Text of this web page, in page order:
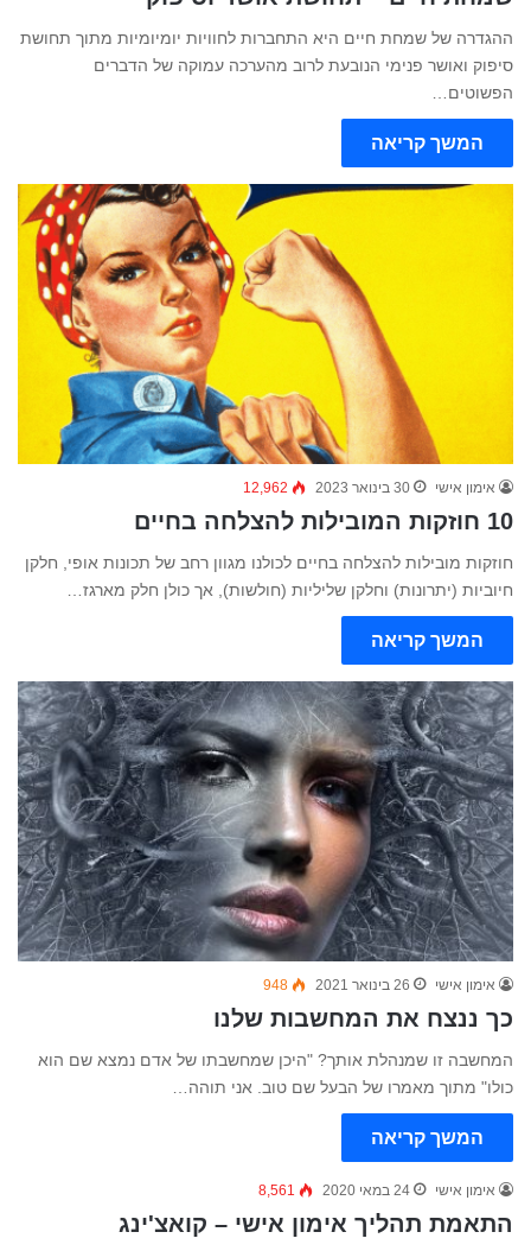
ההגדרה של שמחת חיים היא התחברות לחוויות יומיומיות מתוך תחושת
סיפוק ואושר פנימי הנובעת לרוב מהערכה עמוקה של הדברים
הפשוטים…
המשך קריאה
אימון אישי 30 בינואר 2023 12,962
10 חוזקות המובילות להצלחה בחיים
חוזקות מובילות להצלחה בחיים לכולנו מגוון רחב של תכונות אופי, חלקן
חיוביות (יתרונות) וחלקן שליליות (חולשות), אך כולן חלק מארגז…
המשך קריאה
אימון אישי 26 בינואר 2021 948
כך ננצח את המחשבות שלנו
המחשבה זו שמנהלת אותך? "היכן שמחשבתו של אדם נמצא שם הוא
כולו" מתוך מאמרו של הבעל שם טוב. אני תוהה…
המשך קריאה
אימון אישי 24 במאי 2020 8,561
התאמת תהליך אימון אישי – קואצ'ינג